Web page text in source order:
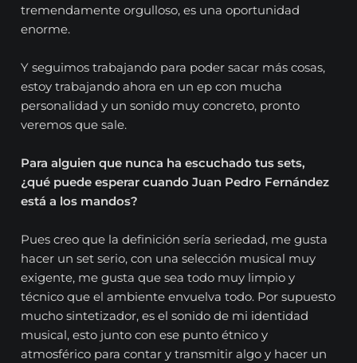
tremendamente orgulloso, es una oportunidad
enorme.
Y seguimos trabajando para poder sacar más cosas,
estoy trabajando ahora en un ep con mucha
personalidad y un sonido muy concreto, pronto
veremos que sale.
Para alguien que nunca ha escuchado tus sets,
¿qué puede esperar cuando Juan Pedro Fernández
está a los mandos?
Pues creo que la definición sería seriedad, me gusta
hacer un set serio, con una selección musical muy
exigente, me gusta que sea todo muy limpio y
técnico que el ambiente envuelva todo. Por supuesto
mucho sintetizador, es el sonido de mi identidad
musical, esto junto con ese punto étnico y
atmosférico para contar y transmitir algo y hacer un